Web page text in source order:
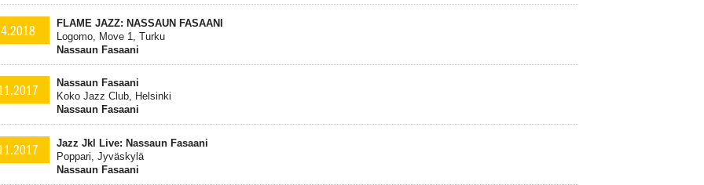
FLAME JAZZ: NASSAUN FASAANI
Logomo, Move 1, Turku
Nassaun Fasaani
Nassaun Fasaani
Koko Jazz Club, Helsinki
Nassaun Fasaani
Jazz Jkl Live: Nassaun Fasaani
Poppari, Jyväskylä
Nassaun Fasaani